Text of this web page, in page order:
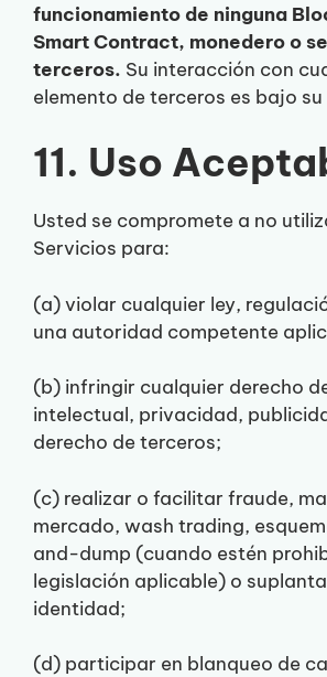
funcionamiento de ninguna
Smart Contract, monedero o
terceros. Su interacción con
elemento de terceros es bajo
11. Uso
Usted se compromete a no
Servicios para:
(a) violar cualquier ley,
una autoridad competente
(b) infringir cualquier derecho
intelectual, privacidad,
derecho de terceros;
(c) realizar o facilitar fraude,
mercado, wash trading,
and-dump (cuando estén
legislación aplicable) o
identidad;
(d) participar en blanqueo de